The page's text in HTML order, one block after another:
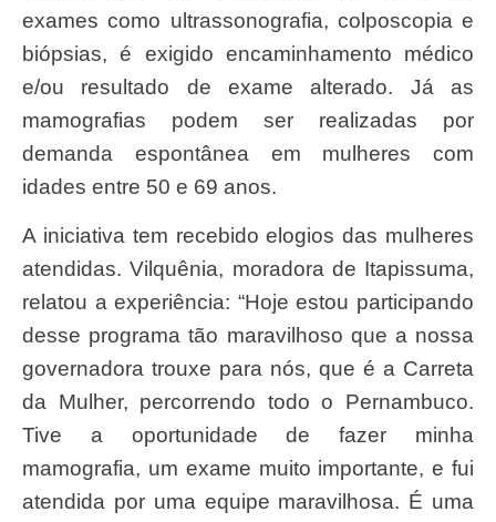
exames como ultrassonografia, colposcopia e
biópsias, é exigido encaminhamento médico
e/ou resultado de exame alterado. Já as
mamografias podem ser realizadas por
demanda espontânea em mulheres com
idades entre 50 e 69 anos.
A iniciativa tem recebido elogios das mulheres
atendidas. Vilquênia, moradora de Itapissuma,
relatou a experiência: “Hoje estou participando
desse programa tão maravilhoso que a nossa
governadora trouxe para nós, que é a Carreta
da Mulher, percorrendo todo o Pernambuco.
Tive a oportunidade de fazer minha
mamografia, um exame muito importante, e fui
atendida por uma equipe maravilhosa. É uma